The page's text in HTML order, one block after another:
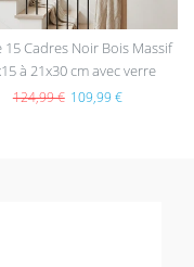
15 Cadres Noir Bois Massif
à 21x30 cm avec verre
acrylique
124,99 € 109,99 €